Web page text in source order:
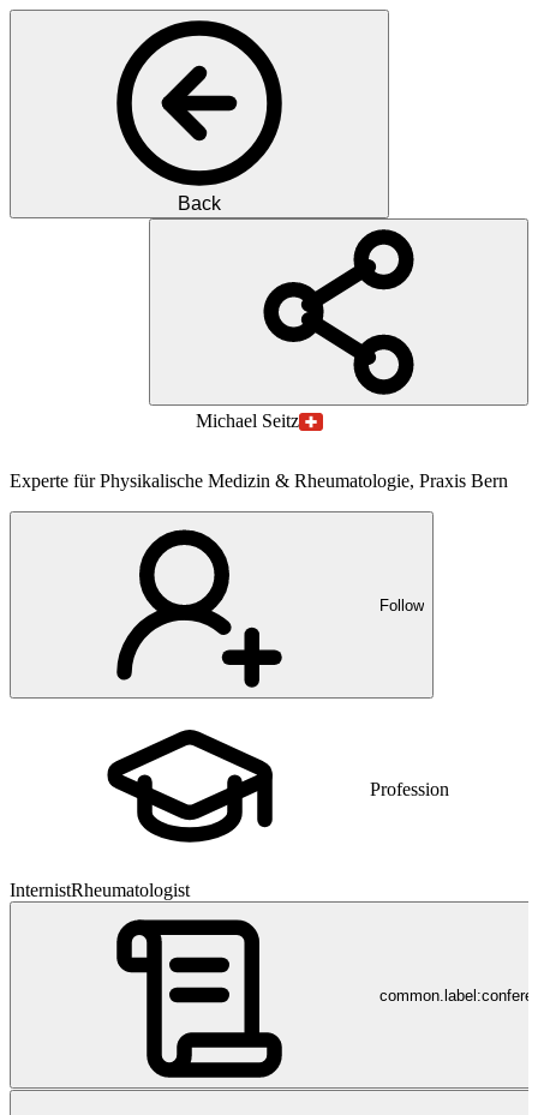
Back
Michael Seitz
Experte für Physikalische Medizin & Rheumatologie, Praxis Bern
Follow
Profession
InternistRheumatologist